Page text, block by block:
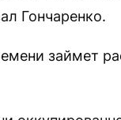
Гончаренко.
займет